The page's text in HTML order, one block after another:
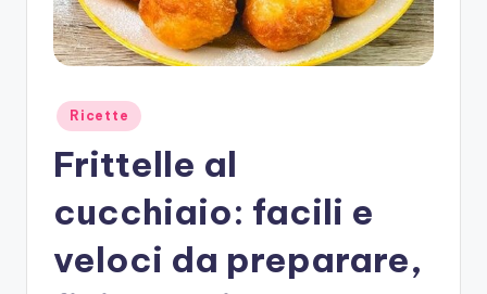
Posted
in
Ricette
Frittelle al
cucchiaio: facili e
veloci da preparare,